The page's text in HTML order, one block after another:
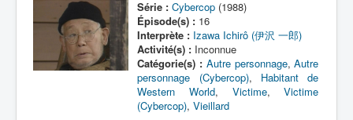
Séries
Films
Série : Cybercop (1988)
Épisode(s) : 16
Interprète : Izawa Ichirô (伊沢 一郎)
Activité(s) : Inconnue
Catégorie(s) : Autre personnage,Autre
personnage (Cybercop), Habitant de
Western World, Victime,Victime
(Cybercop),Vieillard